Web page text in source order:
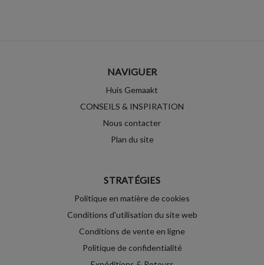
NAVIGUER
Huis Gemaakt
CONSEILS & INSPIRATION
Nous contacter
Plan du site
STRATÉGIES
Politique en matière de cookies
Conditions d'utilisation du site web
Conditions de vente en ligne
Politique de confidentialité